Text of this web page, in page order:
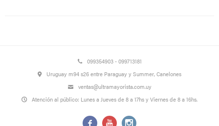
099354903 - 099713181
Uruguay m94 s26 entre Paraguay y Summer, Canelones
ventas@ultramayorista.com.uy
Atención al público: Lunes a Jueves de 8 a 17hs y Viernes de 8 a 16hs.
  